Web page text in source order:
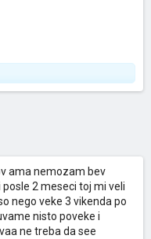
ama nemozam bev
2 meseci toj mi veli
nego veke 3 vikenda po
nisto poveke i
ne treba da see